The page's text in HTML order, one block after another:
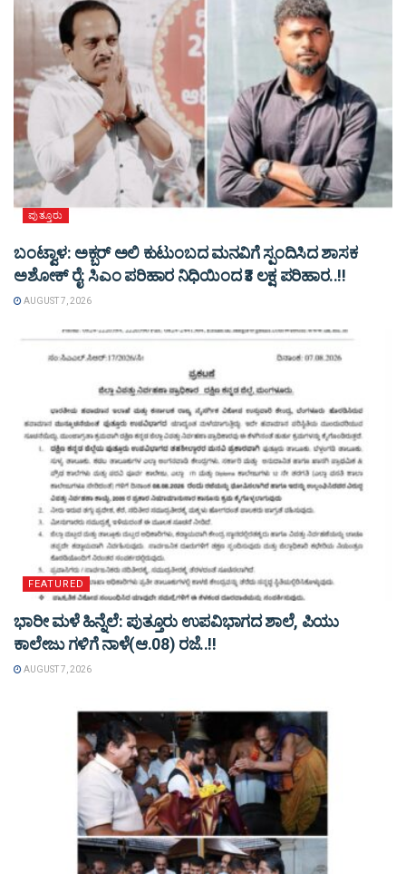
ಪುತ್ತೂರು
ಬಂಟ್ವಾಳ: ಅಕ್ಬರ್ ಅಲಿ ಕುಟುಂಬದ ಮನವಿಗೆ ಸ್ಪಂದಿಸಿದ ಶಾಸಕ
ಅಶೋಕ್ ರೈ: ಸಿಎಂ ಪರಿಹಾರ ನಿಧಿಯಿಂದ ₹3 ಲಕ್ಷ ಪರಿಹಾರ..!!
AUGUST 7, 2026
FEATURED
ಭಾರೀ ಮಳೆ ಹಿನ್ನೆಲೆ: ಪುತ್ತೂರು ಉಪವಿಭಾಗದ ಶಾಲೆ, ಪಿಯು
ಕಾಲೇಜು ಗಳಿಗೆ ನಾಳೆ(ಆ.08) ರಜೆ..!!
AUGUST 7, 2026